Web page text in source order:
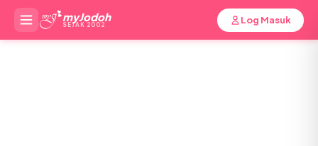
myJodoh
SEJAK 2002 Log Masuk